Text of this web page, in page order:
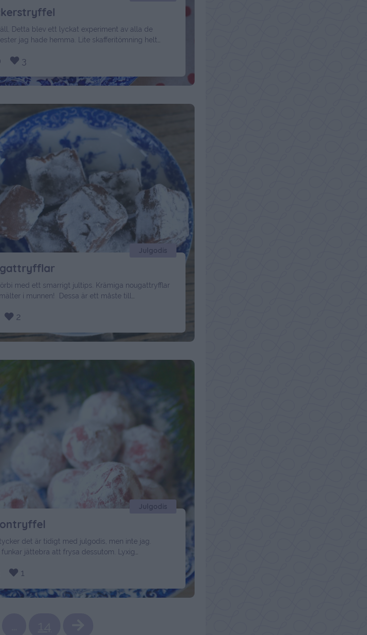
Detta blev ett lyckat experiment av alla de
jag hade hemma. Lite skafferitömning helt
mjölkchoklad, men blandade några rutor
jordnötssmör och salta jordnötter så blev det
3
med ett smarrigt jultips. Krämiga nougattryfflar
i munnen! Dessa är ett måste till
behöver du: 200 gram rumsvarm nougat ( te.x
grädden sjuda upp på svag värme. Ta …
2
Julgodis
det är tidigt med julgodis, men inte jag.
funkar jättebra att frysa dessutom. Lyxig
4 dl strösocker 50 gram smör 4 msk ljus sirap
röd karamellfärg Garnering: florsocker Gör så
1
Julgodis